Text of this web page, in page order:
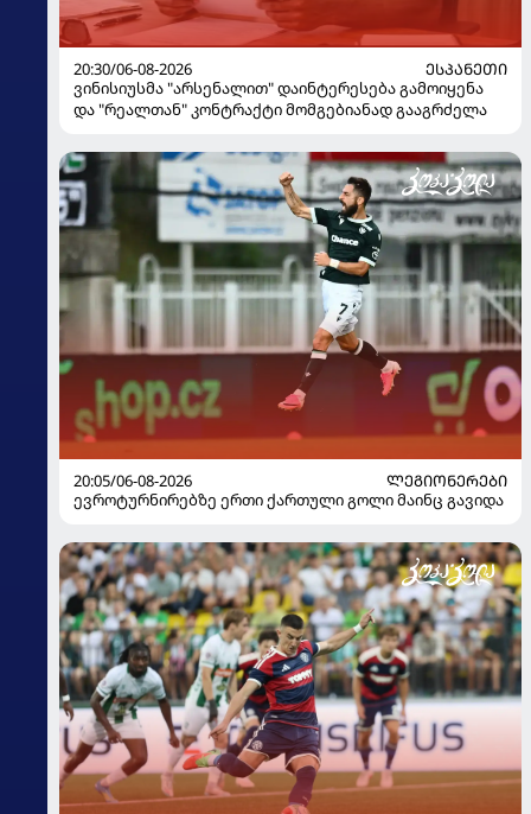
20:30/06-08-2026
ᲔᲡᲞᲐᲜᲔᲗᲘ
ვინისიუსმა "არსენალით" დაინტერესება გამოიყენა
და "რეალთან" კონტრაქტი მომგებიანად გააგრძელა
20:05/06-08-2026
ᲚᲔᲒᲘᲝᲜᲔᲠᲔᲑᲘ
ევროტურნირებზე ერთი ქართული გოლი მაინც გავიდა